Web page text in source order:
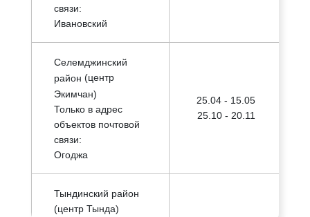
связи:
Ивановский
Селемджинский
район (центр
Экимчан)
Только в адрес
объектов почтовой
связи:
Огоджа
25.04 - 15.05
25.10 - 20.11
Тындинский район
(центр Тында)